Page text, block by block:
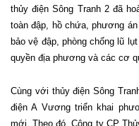
thủy điện Sông Tranh 2 đã
toàn đập, hồ chứa, phương
bảo vệ đập, phòng chống lũ
quyền địa phương và các cơ
Cùng với thủy điện Sông
điện A Vương triển khai
mới. Theo đó, Công ty CP